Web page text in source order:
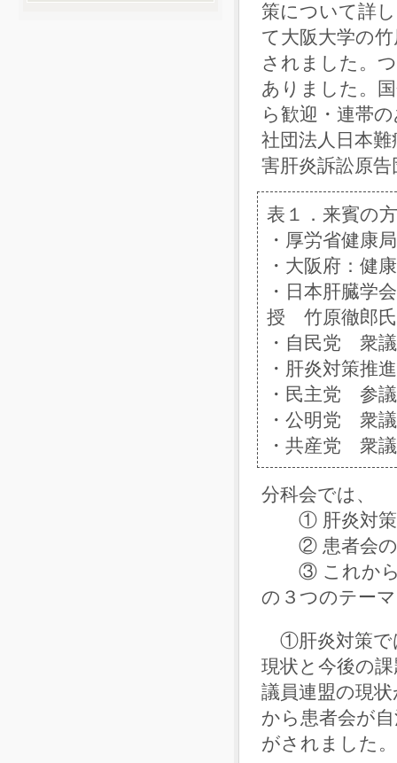
策について詳
て大阪大学の
されました。
ありました。
ら歓迎・連帯
社団法人日本
害肝炎訴訟原
表１．
・厚労省健
・大阪府：
・日本肝臓学
授 竹原徹郎氏
・自民党 衆
・肝炎対策推
・民主党 参
・公明党 衆
・共産党 衆
分科会では、
① 肝炎対
② 患者会の
③ これから
の３つのテー
①肝炎対策で
現状と今後の
議員連盟の現
から患者会が
がされました。